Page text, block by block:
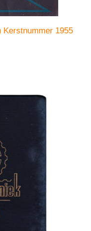
Kerstnummer 1955